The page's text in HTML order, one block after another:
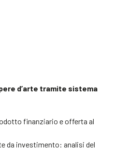
d’arte tramite sistema
finanziario e offerta al
da investimento: analisi del